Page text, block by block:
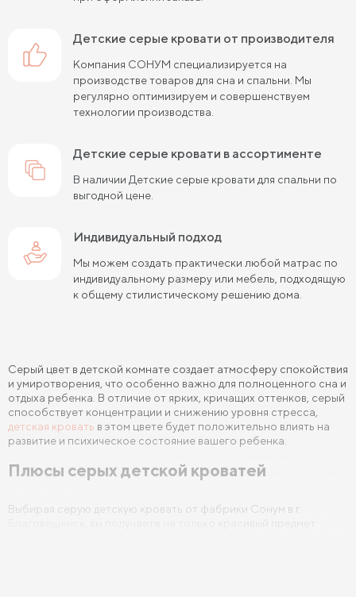
Детские серые кровати от производителя
Компания СОНУМ специализируется на
производстве товаров для сна и спальни. Мы
регулярно оптимизируем и совершенствуем
технологии производства.
Детские серые кровати в ассортименте
В наличии Детские серые кровати для спальни по
выгодной цене.
Индивидуальный подход
Мы можем создать практически любой матрас по
индивидуальному размеру или мебель, подходящую
к общему стилистическому решению дома.
Серый цвет в детской комнате создает атмосферу спокойствия
и умиротворения, что особенно важно для полноценного сна и
отдыха ребенка. В отличие от ярких, кричащих оттенков, серый
способствует концентрации и снижению уровня стресса,
детская кровать в этом цвете будет положительно влиять на
развитие и психическое состояние вашего ребенка.
Плюсы серых детской кроватей
Выбирая серую детскую кровать от фабрики Сонум в г.